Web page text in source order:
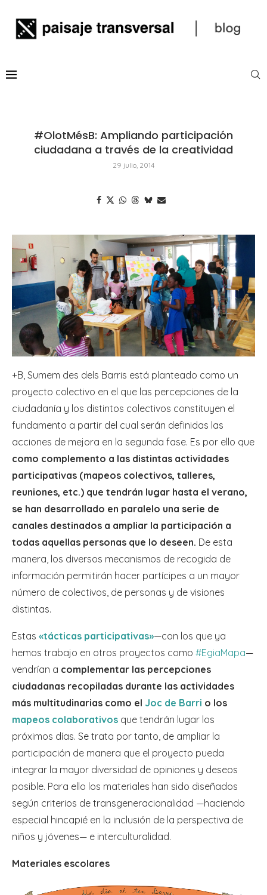
#OlotMésB: Ampliando participación
ciudadana a través de la creatividad
29 julio, 2014
+B, Sumem des dels Barris está planteado como un
proyecto colectivo en el que las percepciones de la
ciudadanía y los distintos colectivos constituyen el
fundamento a partir del cual serán definidas las
acciones de mejora en la segunda fase. Es por ello que
como complemento a las distintas actividades
participativas (mapeos colectivos, talleres,
reuniones, etc.) que tendrán lugar hasta el verano,
se han desarrollado en paralelo una serie de
canales destinados a ampliar la participación a
todas aquellas personas que lo deseen. De esta
manera, los diversos mecanismos de recogida de
información permitirán hacer partícipes a un mayor
número de colectivos, de personas y de visiones
distintas.
Estas «tácticas participativas»—con los que ya
hemos trabajo en otros proyectos como #EgiaMapa—
vendrían a complementar las percepciones
ciudadanas recopiladas durante las actividades
más multitudinarias como el Joc de Barri o los
mapeos colaborativos que tendrán lugar los
próximos días. Se trata por tanto, de ampliar la
participación de manera que el proyecto pueda
integrar la mayor diversidad de opiniones y deseos
posible. Para ello los materiales han sido diseñados
según criterios de transgeneracionalidad —haciendo
especial hincapié en la inclusión de la perspectiva de
niños y jóvenes— e interculturalidad.
Materiales escolares